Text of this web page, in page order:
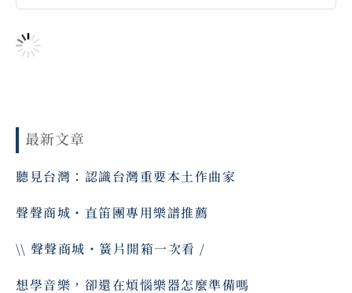
Soundie Team